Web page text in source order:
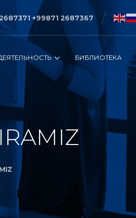
+99871 2687367
БИБЛИОТЕКА